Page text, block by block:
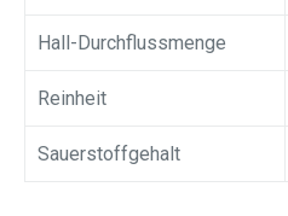
Hall-Durchflussmenge
Reinheit
Sauerstoffgehalt